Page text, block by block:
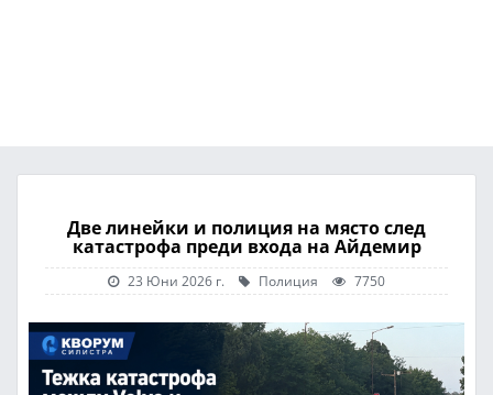
Две линейки и полиция на място след
катастрофа преди входа на Айдемир
23 Юни 2026 г. Полиция 7750